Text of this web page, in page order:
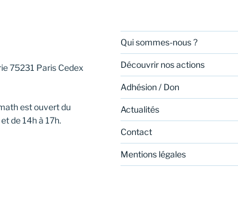
75231 Paris Cedex
est ouvert du
de 14h à 17h.
Qui sommes-nous ?
Découvrir nos actions
Adhésion / Don
Actualités
Contact
Mentions légales